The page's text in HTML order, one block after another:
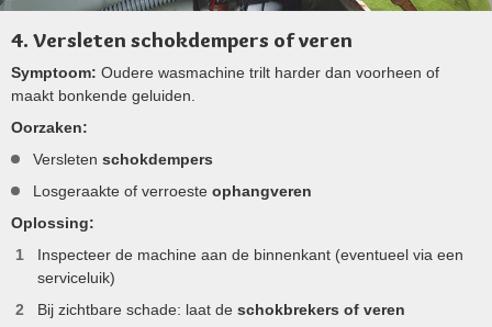
4. Versleten schokdempers of veren
Symptoom: Oudere wasmachine trilt harder dan voorheen of
maakt bonkende geluiden.
Oorzaken:
Versleten schokdempers
Losgeraakte of verroeste ophangveren
Oplossing:
Inspecteer de machine aan de binnenkant (eventueel via een
serviceluik)
Bij zichtbare schade: laat de schokbrekers of veren